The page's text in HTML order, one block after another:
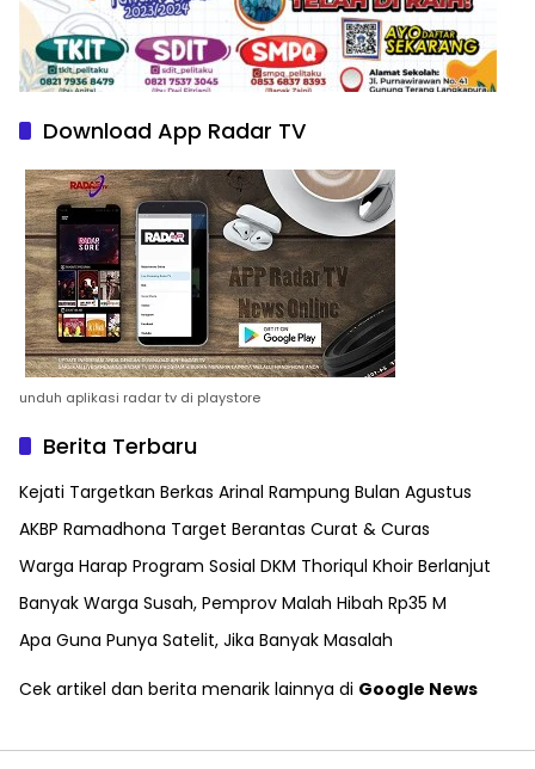
Download App Radar TV
unduh aplikasi radar tv di playstore
Berita Terbaru
Kejati Targetkan Berkas Arinal Rampung Bulan Agustus
AKBP Ramadhona Target Berantas Curat & Curas
Warga Harap Program Sosial DKM Thoriqul Khoir Berlanjut
Banyak Warga Susah, Pemprov Malah Hibah Rp35 M
Apa Guna Punya Satelit, Jika Banyak Masalah
Cek artikel dan berita menarik lainnya di Google News